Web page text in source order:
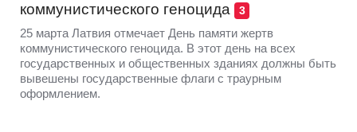
коммунистического геноцида
3
25 марта Латвия отмечает День памяти жертв
коммунистического геноцида. В этот день на всех
государственных и общественных зданиях должны быть
вывешены государственные флаги с траурным
оформлением.